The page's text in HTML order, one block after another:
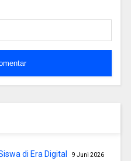
di Era Digital 9 Juni 2026